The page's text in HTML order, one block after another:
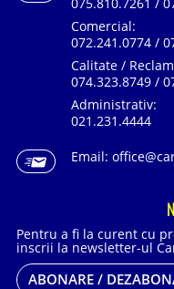
Comercial:
072.241.0774 /
Calitate /
074.323.8749 /
Administrativ:
021.231.4444
Email:
Pentru a fi la curent cu
inscrii la newsletter-ul
ABONARE /